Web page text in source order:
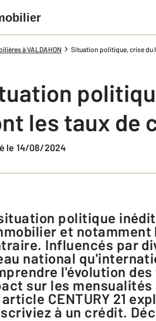
à VALDAHON Situation politique, crise du
les taux de
le 14/08/2024
et
Influencés par
national
l'évolution
sur les
CENTURY 21
à un crédit.